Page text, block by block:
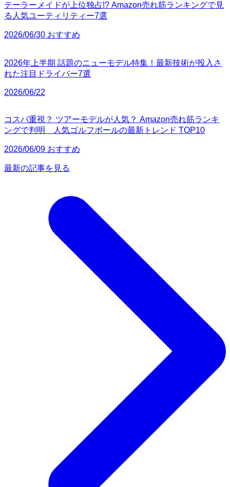
テーラーメイドが上位独占!? Amazon売れ筋ランキングで見
る人気ユーティリティー7選
2026/06/30 おすすめ
2026年上半期 話題のニューモデル特集！最新技術が投入さ
れた注目ドライバー7選
2026/06/22
コスパ重視？ ツアーモデルが人気？ Amazon売れ筋ランキ
ングで判明 人気ゴルフボールの最新トレンド TOP10
2026/06/09 おすすめ
最新の記事を見る